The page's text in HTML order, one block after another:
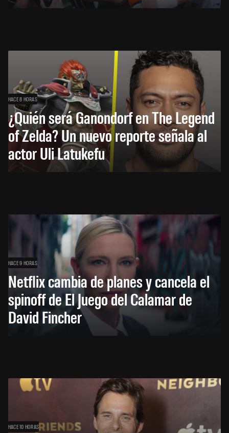
HACE 8 HORAS
¿Quién será Ganondorf en The Legend
of Zelda? Un nuevo reporte señala al
actor Uli Latukefu
HACE 9 HORAS
Netflix cambia de planes y cancela el
spinoff de El Juego del Calamar de
David Fincher
HACE 10 HORAS